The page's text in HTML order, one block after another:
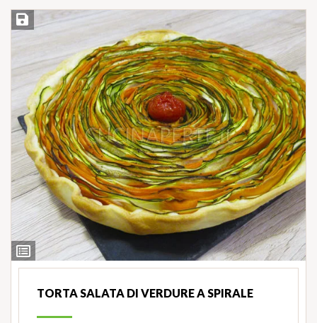
Ingredienti
Salva ricetta
TORTA SALATA DI VERDURE A SPIRALE